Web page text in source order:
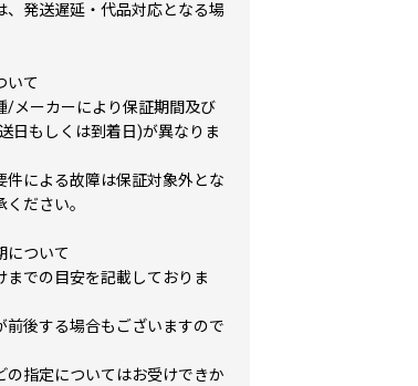
、発送遅延・代品対応となる場
いて
/メーカーにより保証期間及び
日もしくは到着日)が異なりま
件による故障は保証対象外とな
ださい。
について
までの目安を記載しておりま
前後する場合もございますので
指定についてはお受けできか